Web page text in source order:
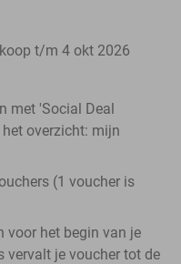
t/m 4 okt 2026
met 'Social Deal
overzicht: mijn
(1 voucher is
voor het begin van je
vervalt je voucher tot de